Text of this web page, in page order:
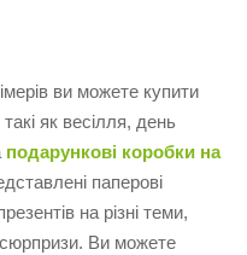
ви можете купити
як весілля, день
подарункові коробки на
паперові
на різні теми,
сюрпризи. Ви можете